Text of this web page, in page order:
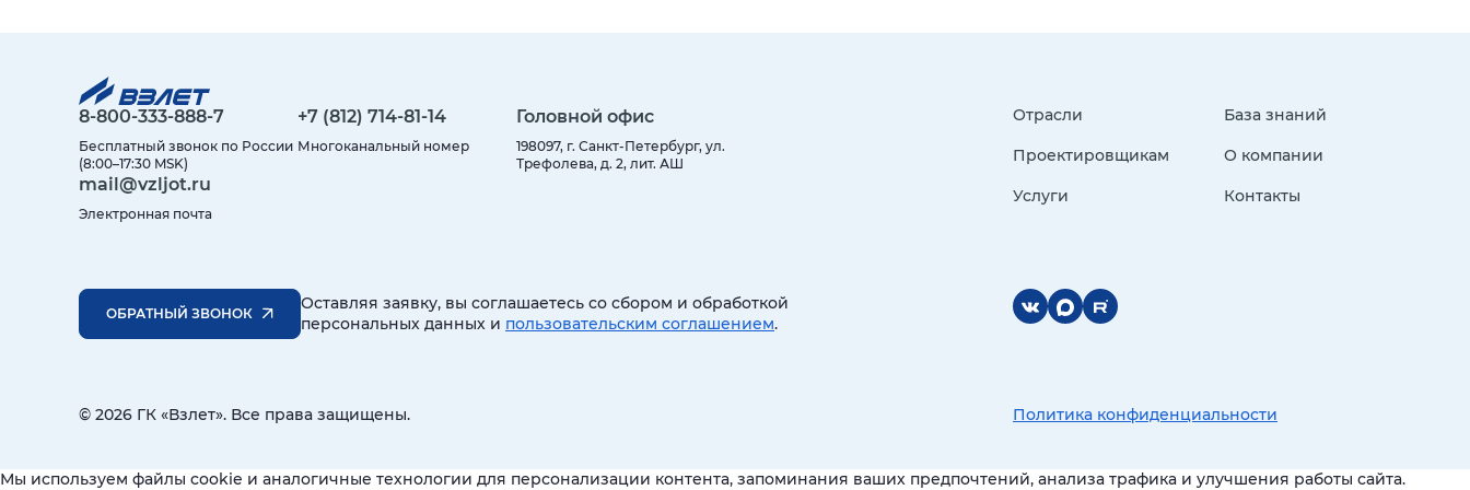
8-800-333-888-7
Бесплатный звонок по России
(8:00–17:30 MSK)
+7 (812) 714-81-14
Многоканальный номер
Головной офис
198097, г. Санкт-Петербург, ул.
Трефолева, д. 2, лит. АШ
mail@vzljot.ru
Электронная почта
Отрасли
Проектировщикам
Услуги
База знаний
О компании
Контакты
ОБРАТНЫЙ ЗВОНОК
Оставляя заявку, вы соглашаетесь со сбором и обработкой
персональных данных и пользовательским соглашением.
© 2026 ГК «Взлет». Все права защищены. Политика конфиденциальности
Мы используем файлы cookie и аналогичные технологии для персонализации контента, запоминания ваших предпочтений, анализа трафика и улучшения работы сайта.